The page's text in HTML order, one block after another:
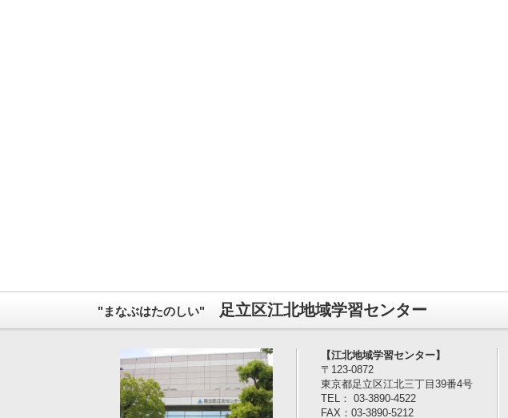
"まなぶはたのしい" 足立区江北地域学習センター
【江北地域学習センター】
〒123-0872
東京都足立区江北三丁目39番4号
TEL： 03-3890-4522
FAX：03-3890-5212